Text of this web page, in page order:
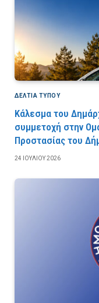
ΔΕΛΤΙΑ ΤΥΠΟΥ
Κάλεσμα του
συμμετοχή στην
Προστασίας του
24 ΙΟΥΛΊΟΥ 2026